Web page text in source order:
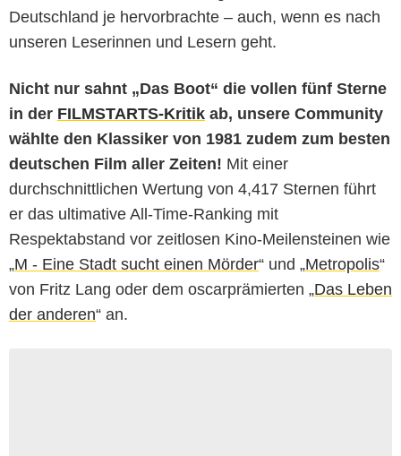
Deutschland je hervorbrachte – auch, wenn es nach
unseren Leserinnen und Lesern geht.
Nicht nur sahnt „Das Boot“ die vollen fünf Sterne
in der FILMSTARTS-Kritik ab, unsere Community
wählte den Klassiker von 1981 zudem zum besten
deutschen Film aller Zeiten! Mit einer
durchschnittlichen Wertung von 4,417 Sternen führt
er das ultimative All-Time-Ranking mit
Respektabstand vor zeitlosen Kino-Meilensteinen wie
„M - Eine Stadt sucht einen Mörder“ und „Metropolis“
von Fritz Lang oder dem oscarprämierten „Das Leben
der anderen“ an.